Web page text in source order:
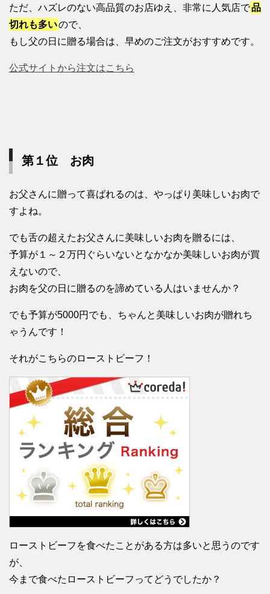
ただ、ハズレのない高品質のお店ゆえ、非常に人気店で品
切れも多いので、
もし父の日に贈る場合は、早めのご注文がおすすめです。
公式サイトから注文はこちら
第１位 お肉
お父さんに贈って喜ばれるのは、やっぱり美味しいお肉で
すよね。
でも舌の超えたお父さんに美味しいお肉を贈るには、
予算が１～２万円ぐらいないとなかなか美味しいお肉が買
えないので、
お肉を父の日に贈るのを諦めている人はいませんか？
でも予算が5000円でも、ちゃんと美味しいお肉が贈れち
ゃうんです！
それがこちらのローストビーフ！
ローストビーフを食べたことがある方は多いと思うのです
が、
今まで食べたローストビーフってどうでしたか？